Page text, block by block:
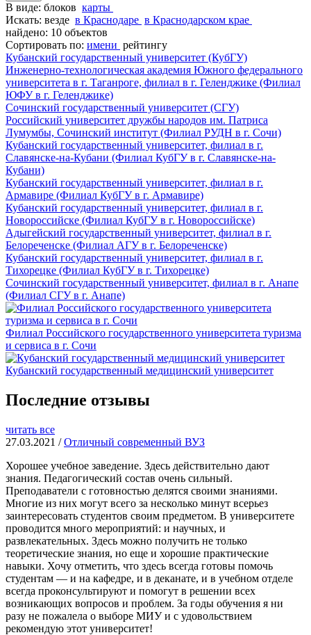
В виде: блоков карты
Искать: везде в Краснодаре в Краснодарском крае
найдено: 10 объектов
Сортировать по: имени рейтингу
Кубанский государственный университет (КубГУ)
Инженерно-технологическая академия Южного федерального
университета в г. Таганроге, филиал в г. Геленджике (Филиал
ЮФУ в г. Геленджике)
Сочинский государственный университет (СГУ)
Российский университет дружбы народов им. Патриса
Лумумбы, Сочинский институт (Филиал РУДН в г. Сочи)
Кубанский государственный университет, филиал в г.
Славянске-на-Кубани (Филиал КубГУ в г. Славянске-на-
Кубани)
Кубанский государственный университет, филиал в г.
Армавире (Филиал КубГУ в г. Армавире)
Кубанский государственный университет, филиал в г.
Новороссийске (Филиал КубГУ в г. Новороссийске)
Адыгейский государственный университет, филиал в г.
Белореченске (Филиал АГУ в г. Белореченске)
Кубанский государственный университет, филиал в г.
Тихорецке (Филиал КубГУ в г. Тихорецке)
Сочинский государственный университет, филиал в г. Анапе
(Филиал СГУ в г. Анапе)
Филиал Российского государственного университета туризма
и сервиса в г. Сочи
Кубанский государственный медицинский университет
Последние отзывы
читать все
27.03.2021 /Отличный современный ВУЗ
Хорошее учебное заведение. Здесь действительно дают
знания. Педагогический состав очень сильный.
Преподаватели с готовностью делятся своими знаниями.
Многие из них могут всего за несколько минут всерьез
заинтересовать студентов своим предметом. В университете
проводится много мероприятий: и научных, и
развлекательных. Здесь можно получить не только
теоретические знания, но еще и хорошие практические
навыки. Хочу отметить, что здесь всегда готовы помочь
студентам — и на кафедре, и в деканате, и в учебном отделе
всегда проконсультируют и помогут в решении всех
возникающих вопросов и проблем. За годы обучения я ни
разу не пожалела о выборе МИУ и с удовольствием
рекомендую этот университет!